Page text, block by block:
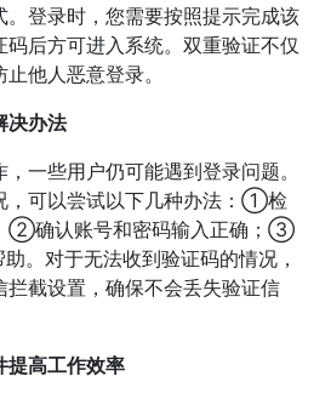
登录时，您需要按照提示完成该
后方可进入系统。双重验证不仅
他人恶意登录。
决办法
一些用户仍可能遇到登录问题。
，可以尝试以下几种办法：①检
②确认账号和密码输入正确；③
。对于无法收到验证码的情况，
截设置，确保不会丢失验证信
提高工作效率